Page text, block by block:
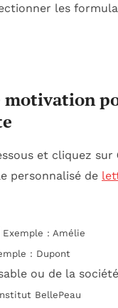
les
motivation
et cliquez sur
personnalisé de
Exemple : Amélie
: Dupont
ou de la
BellePeau